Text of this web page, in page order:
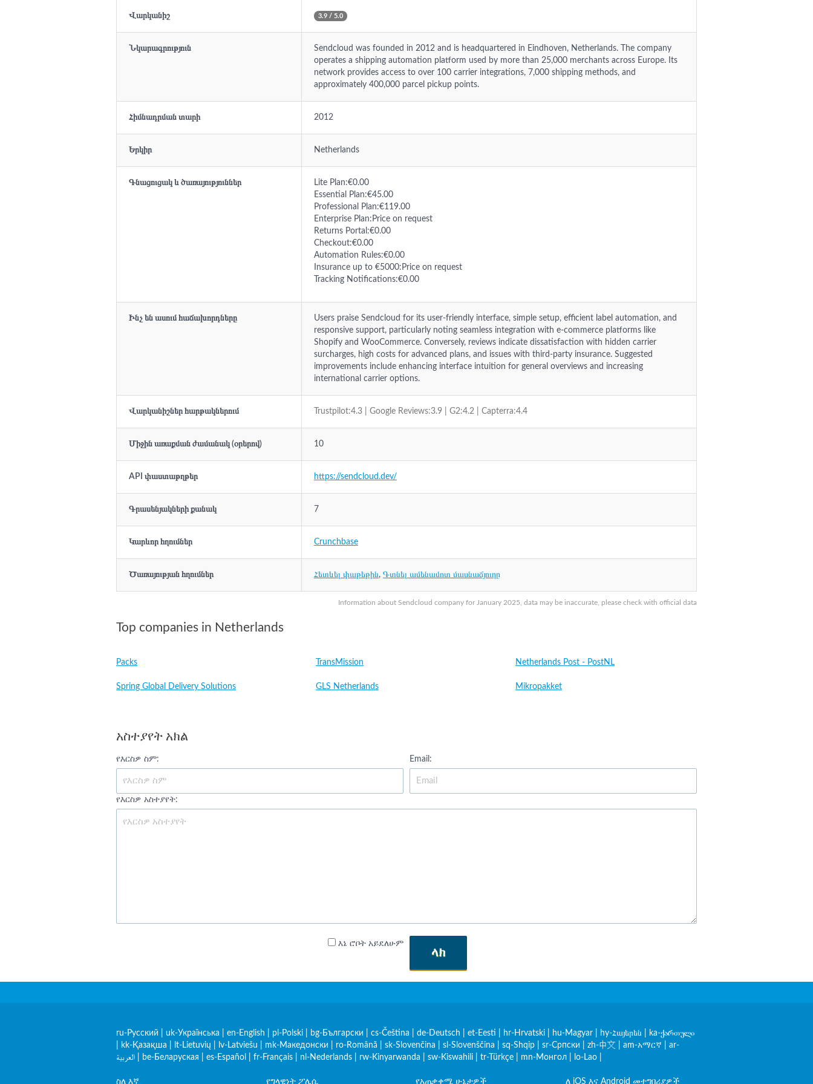
Information about Sendcloud company for January 2025, data may be inaccurate, please check with official data
Վարկանիշ 3.9 / 5.0
Նկարագրություն
Sendcloud was founded in 2012 and is headquartered in Eindhoven, Netherlands. The company
operates a shipping automation platform used by more than 25,000 merchants across Europe. Its
network provides access to over 100 carrier integrations, 7,000 shipping methods, and
approximately 400,000 parcel pickup points.
Հիմնադրման տարի 2012
Երկիր Netherlands
Գնացուցակ և ծառայություններ
Lite Plan:€0.00
Essential Plan:€45.00
Professional Plan:€119.00
Enterprise Plan:Price on request
Returns Portal:€0.00
Checkout:€0.00
Automation Rules:€0.00
Insurance up to €5000:Price on request
Tracking Notifications:€0.00
Ինչ են ասում հաճախորդները
Users praise Sendcloud for its user-friendly interface, simple setup, efficient label automation, and
responsive support, particularly noting seamless integration with e-commerce platforms like
Shopify and WooCommerce. Conversely, reviews indicate dissatisfaction with hidden carrier
surcharges, high costs for advanced plans, and issues with third-party insurance. Suggested
improvements include enhancing interface intuition for general overviews and increasing
international carrier options.
Վարկանիշներ հարթակներում Trustpilot:4.3 | Google Reviews:3.9 | G2:4.2 | Capterra:4.4
Միջին առաքման ժամանակ (օրերով) 10
API փաստաթղթեր https://sendcloud.dev/
Գրասենյակների քանակ 7
Կարևոր հղումներ Crunchbase
Ծառայության հղումներ Հետևել փաթեթին, Գտնել ամենամոտ մասնաճյուղը
Top companies in Netherlands
Packs TransMission Netherlands Post - PostNL
Spring Global Delivery Solutions GLS Netherlands Mikropakket
አስተያየት አክል
የእርስዎ ስም: Email:
የእርስዎ አስተያየት:
እኔ ሮቦት አይደለሁም
ላክ
ru-Русский uk-Українська en-English pl-Polski bg-Български cs-Čeština de-Deutsch et-Eesti hr-Hrvatski hu-Magyar hy-Հայերեն
ka-ქართული
kk-Қазақша lt-Lietuvių lv-Latviešu mk-Македонски ro-Română sk-Slovenčina sl-Slovenščina sq-Shqip sr-Српски zh-中文 am-አማርኛ
ar-
العربية
be-Беларуская es-Español fr-Français nl-Nederlands rw-Kinyarwanda sw-Kiswahili tr-Türkçe mn-Монгол lo-Lao
ስለ እኛ የግላዊነት ፖሊሲ የአጠቃቀሚ ሁኔታዎች ለ iOS እና Android መተግበሪያዎች